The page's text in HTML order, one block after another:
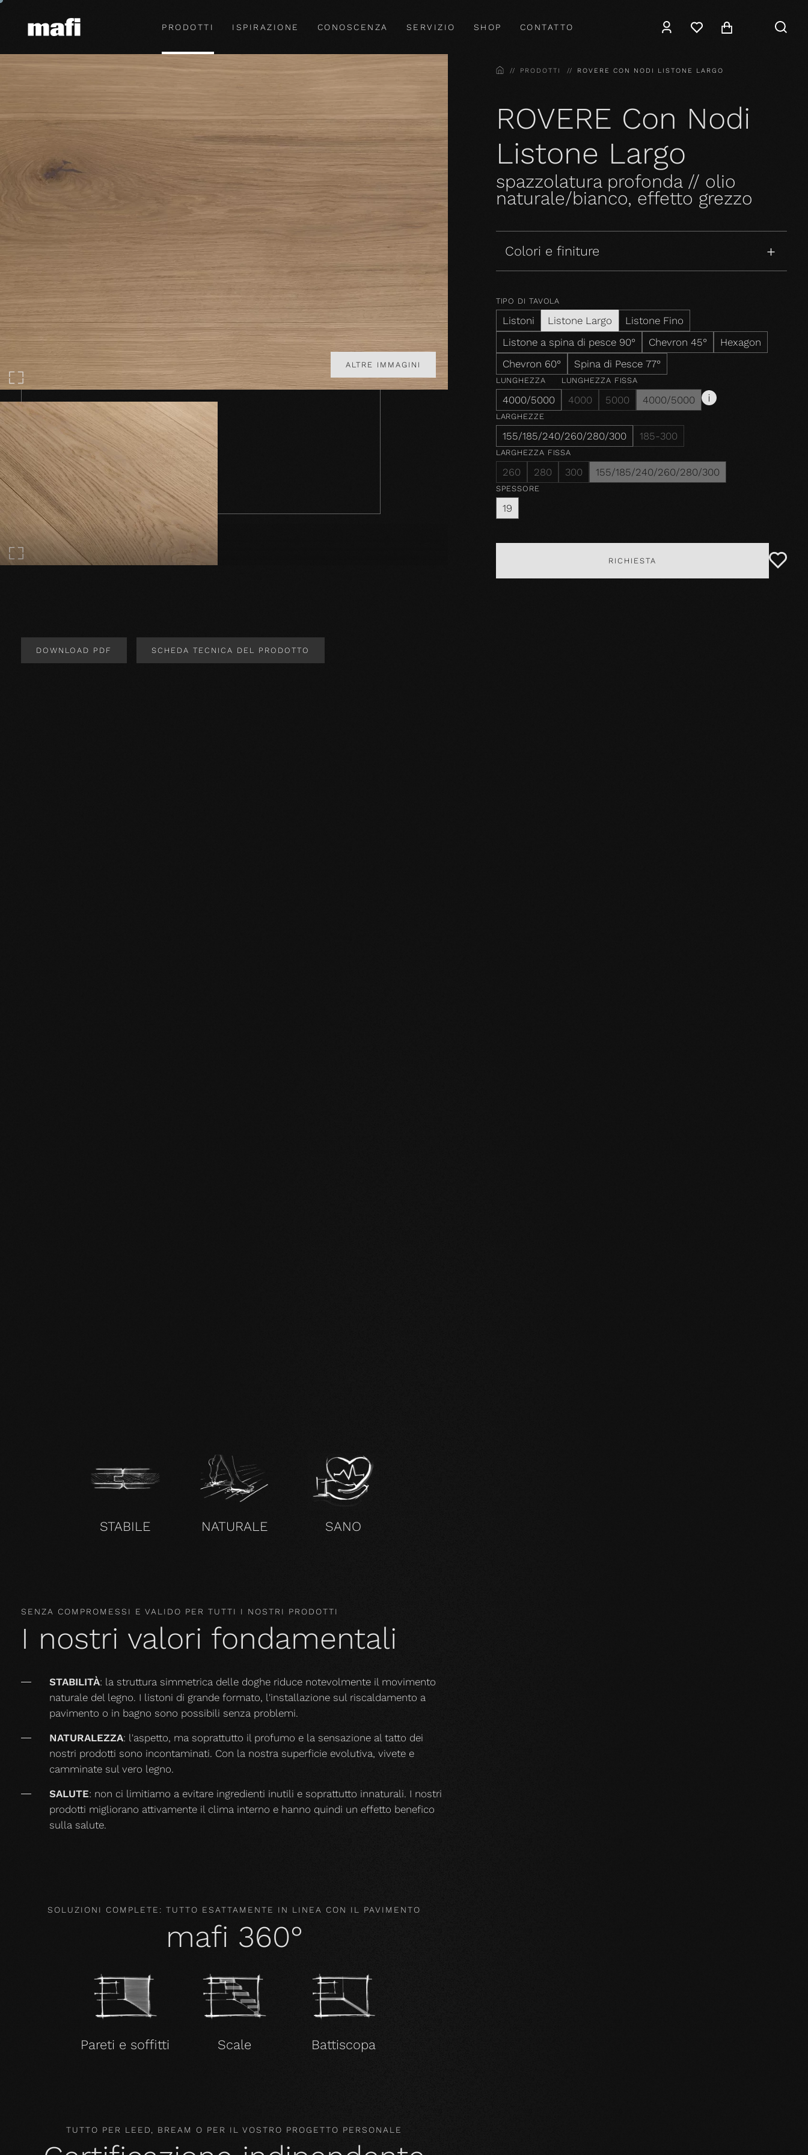
PRODOTTI ISPIRAZIONE CONOSCENZA SERVIZIO SHOP CONTATTO
ALTRE IMMAGINI
DOWNLOAD PDF SCHEDA TECNICA DEL PRODOTTO
STABILE NATURALE SANO
SENZA COMPROMESSI E VALIDO PER TUTTI I NOSTRI PRODOTTI
I nostri valori fondamentali
STABILITÀ: la struttura simmetrica delle doghe riduce notevolmente il movimento
naturale del legno. I listoni di grande formato, l'installazione sul riscaldamento a
pavimento o in bagno sono possibili senza problemi.
NATURALEZZA: l'aspetto, ma soprattutto il profumo e la sensazione al tatto dei
nostri prodotti sono incontaminati. Con la nostra superficie evolutiva, vivete e
camminate sul vero legno.
SALUTE: non ci limitiamo a evitare ingredienti inutili e soprattutto innaturali. I nostri
prodotti migliorano attivamente il clima interno e hanno quindi un effetto benefico
sulla salute.
SOLUZIONI COMPLETE: TUTTO ESATTAMENTE IN LINEA CON IL PAVIMENTO
mafi 360°
Pareti e soffitti Scale Battiscopa
TUTTO PER LEED, BREAM O PER IL VOSTRO PROGETTO PERSONALE
HOMEPRODOTTI ROVERE CON NODI LISTONE LARGO
ROVERE Con Nodi
Listone Largo
spazzolatura profonda // olio
naturale/bianco, effetto grezzo
Colori e finiture
TIPO DI TAVOLA
Listoni Listone Largo
Listone Fino
Listone a spina di pesce 90°
Chevron 45°
Hexagon
Chevron 60°
Spina di Pesce 77°
LUNGHEZZA
4000/5000
LUNGHEZZA FISSA
4000 5000 4000/5000
LARGHEZZE
155/185/240/260/280/300 185-300
LARGHEZZA FISSA
260 280 300 155/185/240/260/280/300
SPESSORE
19
RICHIESTA